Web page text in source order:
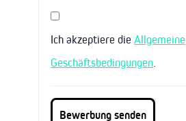
Ich akzeptiere die Allgemeine
Geschäftsbedingungen.